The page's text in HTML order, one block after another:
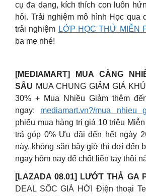
cụ đa dạng, kích thích con luôn
hỏi. Trải nghiệm mô hình Học qua
trải nghiệm LỚP HỌC THỬ MIỄN
ba mẹ nhé!
[MEDIAMART] MUA CÀNG
SÂU MUA CHUNG GIẢM GIÁ
30% + Mua Nhiều Giảm thêm
ngay: mediamart.vn?/mua nhieu
phiếu mua hàng trị giá 10 triệu
trả góp 0% Ưu đãi đến hết ngày
này, không săn bây giờ thì đợi đến
ngay hôm nay để chốt liền tay thôi
[LAZADA 08.01] LƯỚT THẢ GA
DEAL SỐC GIÁ HỜI Điện thoại